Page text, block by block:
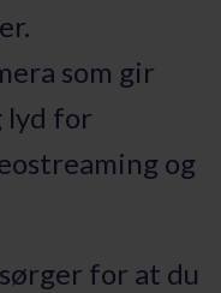
som gir
lyd for
og
for at du